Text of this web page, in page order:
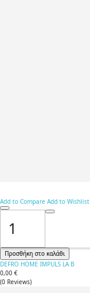
Add to Compare Add to Wishlist
Προσθήκη στο καλάθι
DEFRO HOME IMPULS LA B
0,00 €
(0 Reviews)